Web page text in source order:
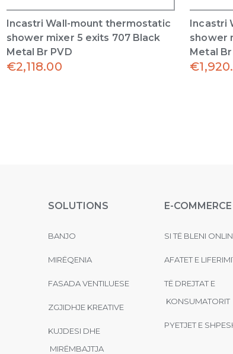
Incastri Wall-mount thermostatic
shower mixer 5 exits 707 Black
Metal Br PVD
€2,118.00
Incastri
shower
Metal Br
€
SOLUTIONS
BANJO
MIRËQENIA
FASADA VENTILUESE
ZGJIDHJE KREATIVE
KUJDESI DHE
MIRËMBAJTJA
E-COMMERCE
SI TË BLENI
AFATET E
TË DREJTAT E
KONSUMATORIT
PYETJET E